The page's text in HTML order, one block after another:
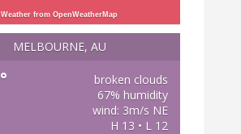
Weather from OpenWeatherMap
MELBOURNE, AU
°
broken clouds
67% humidity
wind: 3m/s NE
H 13 • L 12